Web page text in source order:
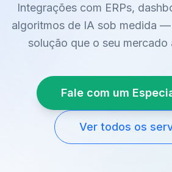
Integrações com ERPs,
algoritmos de IA sob medida
solução que o seu mercado
Fale com um
Ver todos os